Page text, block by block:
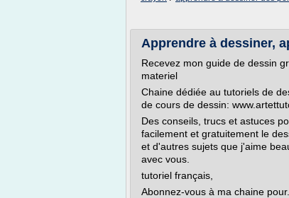
Apprendre à dessiner,
Recevez mon guide de dessin
materiel
Chaine dédiée au tutoriels de
de cours de dessin:
Des conseils, trucs et astuces
facilement et gratuitement le
et d'autres sujets que j'aime
avec vous.
tutoriel français,
Abonnez-vous à ma chaine pour...